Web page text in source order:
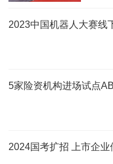
2023中国机器人大赛线
5家险资机构进场试点
2024国考扩招 上市企业